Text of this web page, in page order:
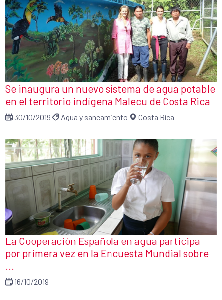
Se inaugura un nuevo sistema de agua potable
en el territorio indígena Malecu de Costa Rica
30/10/2019 Agua y saneamiento Costa Rica
La Cooperación Española en agua participa
por primera vez en la Encuesta Mundial sobre
...
16/10/2019